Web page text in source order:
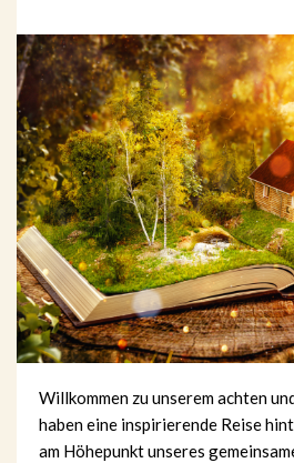
Willkommen zu unserem achten
haben eine inspirierende Reise
am Höhepunkt unseres